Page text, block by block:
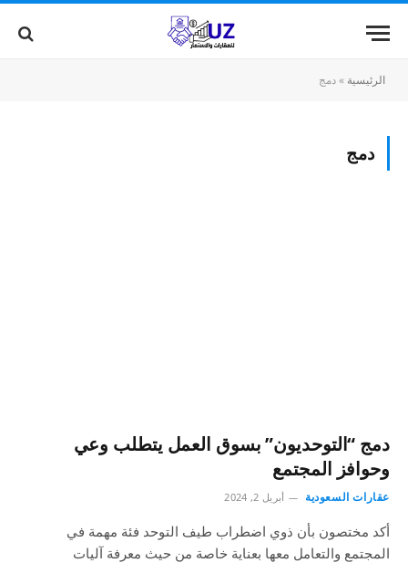
الرئيسية »دمج
دمج
دمج “التوحديون” بسوق العمل يتطلب وعي
وحوافز المجتمع
عقارات السعودية أبريل 2, 2024
أكد مختصون بأن ذوي اضطراب طيف التوحد فئة مهمة في
المجتمع والتعامل معها بعناية خاصة من حيث معرفة آليات